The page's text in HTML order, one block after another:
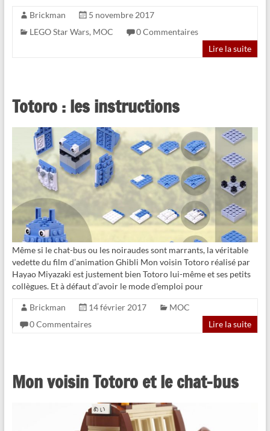
Brickman
5 novembre 2017
LEGO Star Wars, MOC
0 Commentaires
Lire la suite
Totoro : les instructions
Même si le chat-bus ou les noiraudes sont marrants, la véritable
vedette du film d’animation Ghibli Mon voisin Totoro réalisé par
Hayao Miyazaki est justement bien Totoro lui-même et ses petits
collègues. Et à défaut d’avoir le mode d’emploi pour
Brickman 14 février 2017
MOC
0 Commentaires
Lire la suite
Mon voisin Totoro et le chat-bus